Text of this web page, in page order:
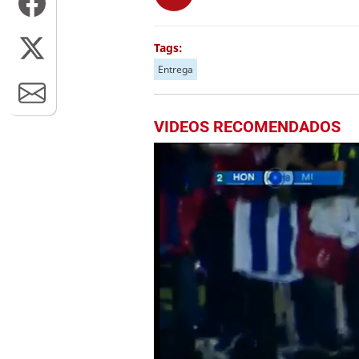
Tags:
Entrega
VIDEOS RECOMENDADOS